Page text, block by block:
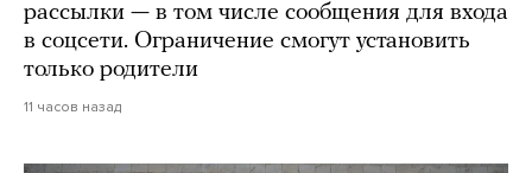
рассылки — в том числе сообщения для входа
в соцсети. Ограничение смогут установить
только родители
11 часов назад